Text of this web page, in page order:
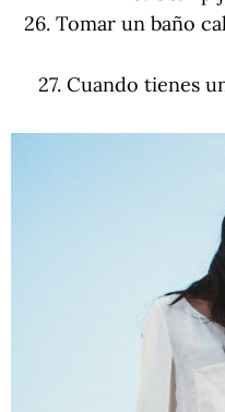
26. Tomar un baño
27. Cuando tienes